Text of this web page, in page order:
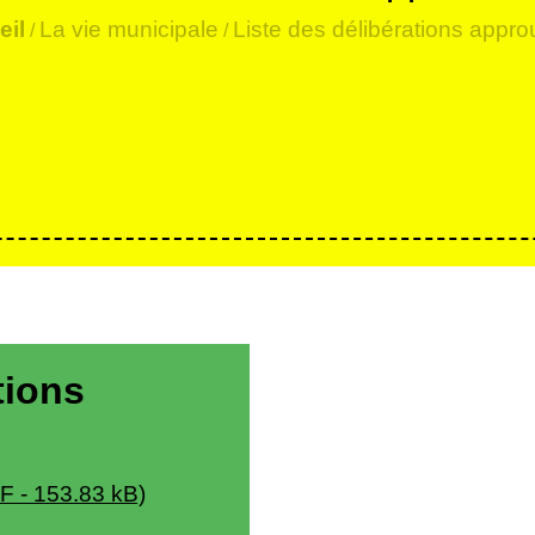
/ La vie municipale / Liste des délibérations
- 153.83 kB)